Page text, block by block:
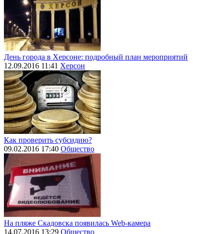
День города в Херсоне: подробный план мероприятий
12.09.2016 11:41 Херсон
Как проверить субсидию?
09.02.2016 17:40 Общество
На пляже Скадовска появилась Web-камера
14.07.2016 13:29 Общество